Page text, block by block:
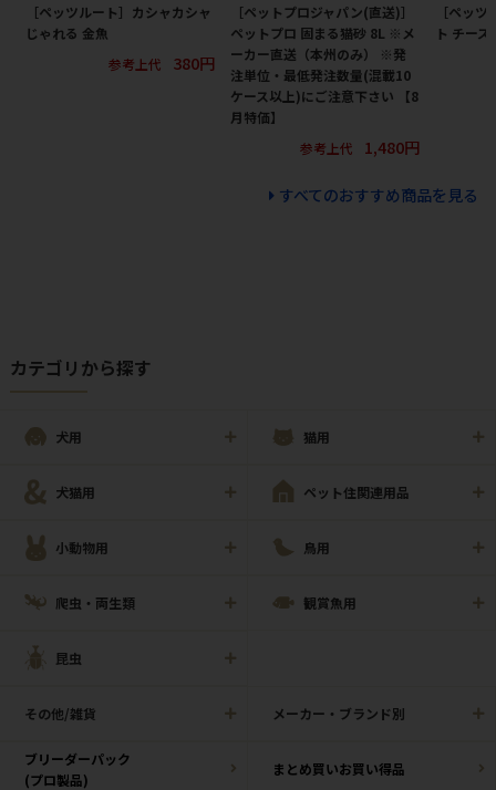
［ペッツルート］カシャカシャ
じゃれる 金魚
参考上代
380円
［ペットプロジャパン(直送)］
ペットプロ 固まる猫砂 8L ※メ
ーカー直送（本州のみ） ※発
注単位・最低発注数量(混載10
ケース以上)にご注意下さい 【8
月特価】
参考上代
1,480円
［ペッ
ト チー
すべてのおすすめ商品を見る
カテゴリから探す
犬用 猫用
犬猫用 ペット住関連用品
小動物用 鳥用
爬虫・両生類 観賞魚用
昆虫
その他/雑貨 メーカー・ブランド別
ブリーダーパック
(プロ製品)
まとめ買いお買い得品